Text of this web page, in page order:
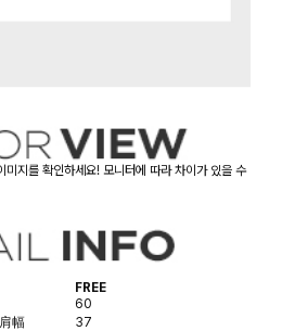
미지를 확인하세요! 모니터에 따라 차이가 있을 수
FREE
60
幅
37